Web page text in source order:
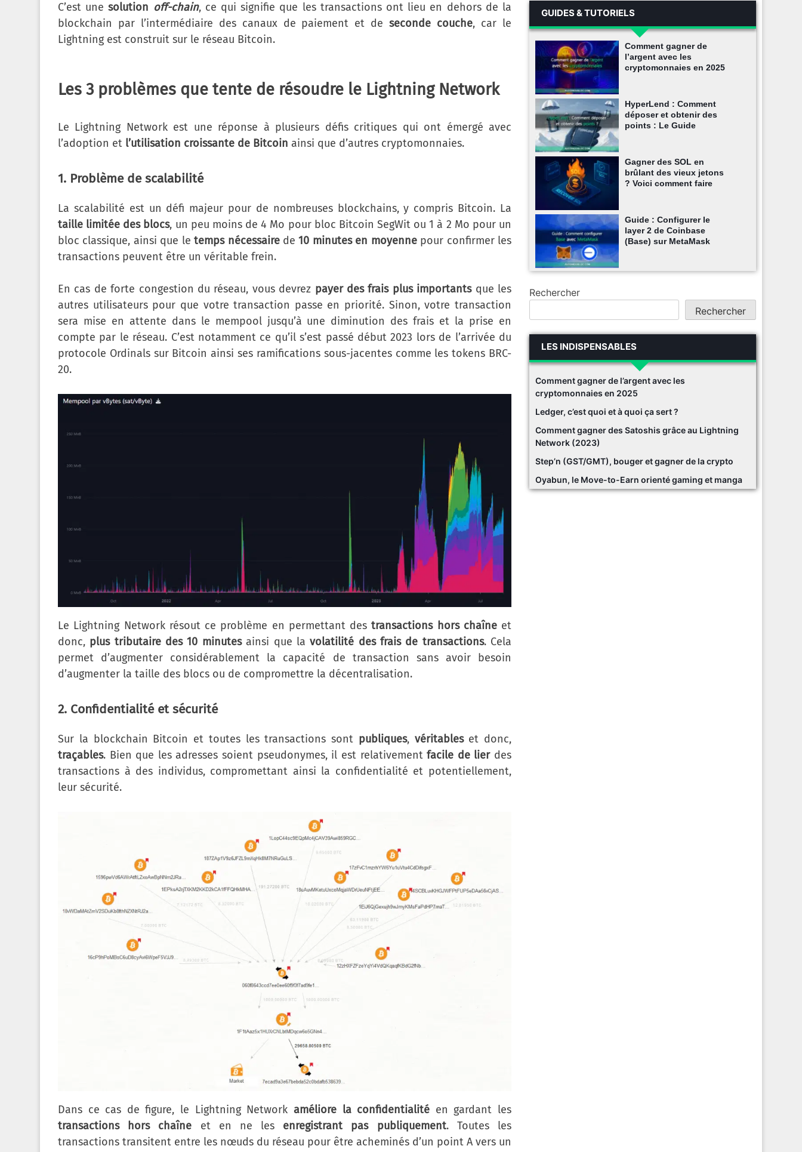
C’est unesolution off-chain, ce qui signifie que les transactions ont lieu en dehors de la
blockchain par l’intermédiaire des canaux de paiement et deseconde couche, car le
Lightning est construit sur le réseau Bitcoin.
Les 3 problèmes que tente de résoudre le Lightning Network
Le Lightning Network est une réponse à plusieurs défis critiques qui ont émergé avec
l’adoption et l’utilisation croissante de Bitcoin ainsi que d’autres cryptomonnaies.
1. Problème de scalabilité
La scalabilité est un défi majeur pour de nombreuses blockchains, y compris Bitcoin. La
taille limitée des blocs, un peu moins de 4 Mo pour bloc Bitcoin SegWit ou 1 à 2 Mo pour un
bloc classique, ainsi que le temps nécessairede10 minutes en moyennepour confirmer les
transactions peuvent être un véritable frein.
En cas de forte congestion du réseau, vous devrez payer des frais plus importantsque les
autres utilisateurs pour que votre transaction passe en priorité. Sinon, votre transaction
sera mise en attente dans le mempool jusqu’à une diminution des frais et la prise en
compte par le réseau. C’est notamment ce qu’il s’est passé début 2023 lors de l’arrivée du
protocole Ordinals sur Bitcoin ainsi ses ramifications sous-jacentes comme les tokens BRC-
20.
Le Lightning Network résout ce problème en permettant destransactions hors chaîneet
donc, plus tributaire des 10 minutesainsi que lavolatilité des frais de transactions. Cela
permet d’augmenter considérablement la capacité de transaction sans avoir besoin
d’augmenter la taille des blocs ou de compromettre la décentralisation.
2. Confidentialité et sécurité
Sur la blockchain Bitcoin et toutes les transactions sont publiques, véritables et donc,
traçables. Bien que les adresses soient pseudonymes, il est relativementfacile de lierdes
transactions à des individus, compromettant ainsi la confidentialité et potentiellement,
leur sécurité.
Dans ce cas de figure, le Lightning Network améliore la confidentialité en gardant les
transactions hors chaîne et en ne les enregistrant pas publiquement. Toutes les
transactions transitent entre les nœuds du réseau pour être acheminés d’un point A vers un
GUIDES & TUTORIELS
Comment gagner de
l’argent avec les
cryptomonnaies en 2025
HyperLend : Comment
déposer et obtenir des
points : Le Guide
Gagner des SOL en
brûlant des vieux jetons
? Voici comment faire
Guide : Configurer le
layer 2 de Coinbase
(Base) sur MetaMask
Rechercher
Rechercher
LES INDISPENSABLES
Comment gagner de l’argent avec les
cryptomonnaies en 2025
Ledger, c’est quoi et à quoi ça sert ?
Comment gagner des Satoshis grâce au Lightning
Network (2023)
Step’n (GST/GMT), bouger et gagner de la crypto
Oyabun, le Move-to-Earn orienté gaming et manga